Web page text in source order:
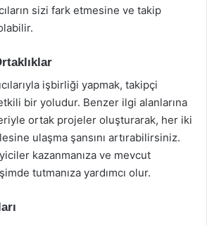
sizi fark etmesine ve takip
işbirliği yapmak, takipçi
etkili bir yoludur. Benzer ilgi alanlarına
ortak projeler oluşturarak, her iki
ulaşma şansını artırabilirsiniz.
kazanmanıza ve mevcut
tutmanıza yardımcı olur.